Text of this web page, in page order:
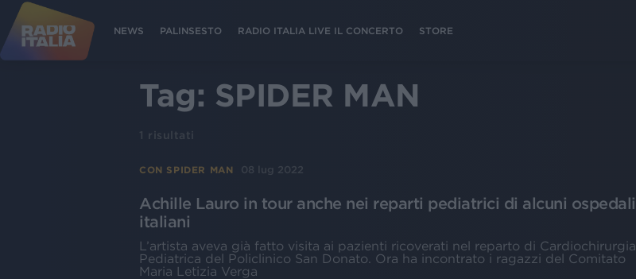
NEWS PALINSESTO RADIO ITALIA LIVE IL CONCERTO STORE
Tag: SPIDER MAN
1 risultati
CON SPIDER MAN 08 lug 2022
Achille Lauro in tour anche nei reparti pediatrici di alcuni ospedali
italiani
L’artista aveva già fatto visita ai pazienti ricoverati nel reparto di Cardiochirurgia
Pediatrica del Policlinico San Donato. Ora ha incontrato i ragazzi del Comitato
Maria Letizia Verga